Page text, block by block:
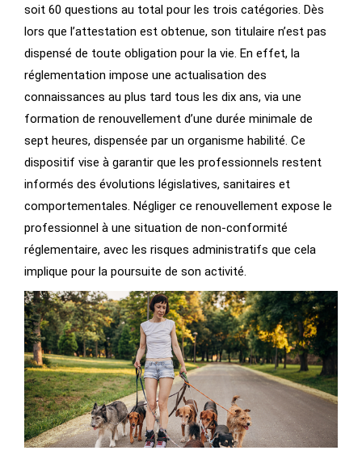
soit 60 questions au total pour les trois catégories. Dès
lors que l’attestation est obtenue, son titulaire n’est pas
dispensé de toute obligation pour la vie. En effet, la
réglementation impose une actualisation des
connaissances au plus tard tous les dix ans, via une
formation de renouvellement d’une durée minimale de
sept heures, dispensée par un organisme habilité. Ce
dispositif vise à garantir que les professionnels restent
informés des évolutions législatives, sanitaires et
comportementales. Négliger ce renouvellement expose le
professionnel à une situation de non-conformité
réglementaire, avec les risques administratifs que cela
implique pour la poursuite de son activité.